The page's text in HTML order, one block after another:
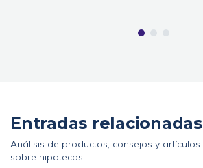
Entradas relacionadas
Análisis de productos, consejos y
sobre hipotecas.